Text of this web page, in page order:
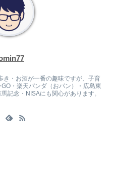
き・お酒が一番の趣味ですが、子育
・楽天パンダ（おパン）・広島東
記念・NISAにも関心があります。